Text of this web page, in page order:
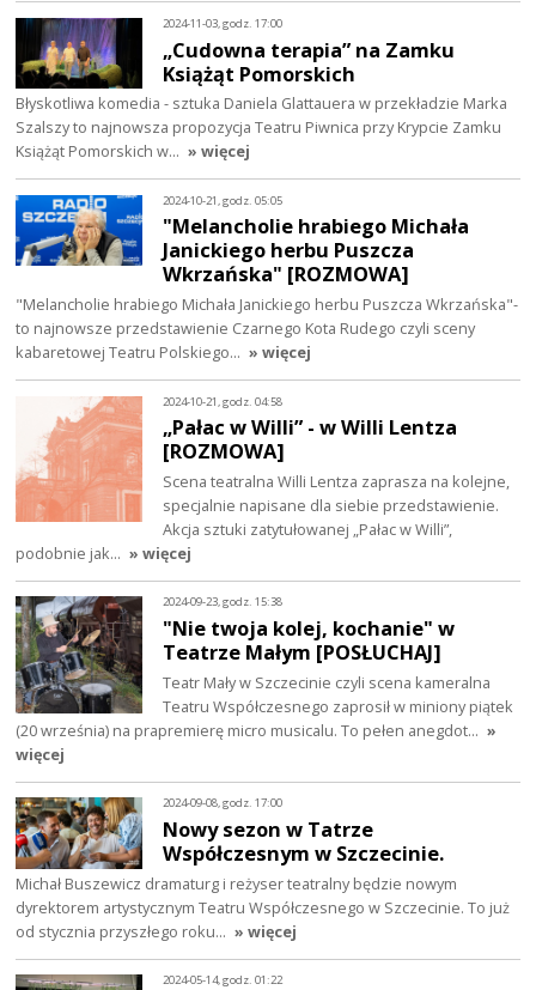
2024-11-03, godz. 17:00
„Cudowna terapia” na Zamku
Książąt Pomorskich
Błyskotliwa komedia - sztuka Daniela Glattauera w przekładzie Marka
Szalszy to najnowsza propozycja Teatru Piwnica przy Krypcie Zamku
Książąt Pomorskich w… » więcej
2024-10-21, godz. 05:05
"Melancholie hrabiego Michała
Janickiego herbu Puszcza
Wkrzańska" [ROZMOWA]
"Melancholie hrabiego Michała Janickiego herbu Puszcza Wkrzańska"-
to najnowsze przedstawienie Czarnego Kota Rudego czyli sceny
kabaretowej Teatru Polskiego… » więcej
2024-10-21, godz. 04:58
„Pałac w Willi” - w Willi Lentza
[ROZMOWA]
Scena teatralna Willi Lentza zaprasza na kolejne,
specjalnie napisane dla siebie przedstawienie.
Akcja sztuki zatytułowanej „Pałac w Willi”,
podobnie jak… » więcej
2024-09-23, godz. 15:38
"Nie twoja kolej, kochanie" w
Teatrze Małym [POSŁUCHAJ]
Teatr Mały w Szczecinie czyli scena kameralna
Teatru Współczesnego zaprosił w miniony piątek
(20 września) na prapremierę micro musicalu. To pełen anegdot… »
więcej
2024-09-08, godz. 17:00
Nowy sezon w Tatrze
Współczesnym w Szczecinie.
Michał Buszewicz dramaturg i reżyser teatralny będzie nowym
dyrektorem artystycznym Teatru Współczesnego w Szczecinie. To już
od stycznia przyszłego roku… » więcej
2024-05-14, godz. 01:22